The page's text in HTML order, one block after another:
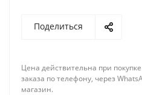
Поделиться
Цена действительна при
заказа по телефону, через
магазин.